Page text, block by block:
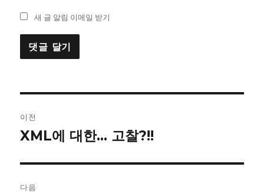
새 글 알림 이메일 받기
내
게
이전
이
글:
XML에 대한… 고찰?!!
다음